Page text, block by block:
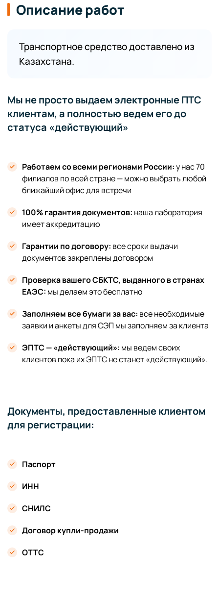
Описание работ
Транспортное средство доставлено из
Казахстана.
Мы не просто выдаем электронные ПТС
клиентам, а полностью ведем его до
статуса «действующий»
Работаем со всеми регионами России:у нас 70
филиалов по всей стране — можно выбрать любой
ближайший офис для встречи
100% гарантия документов: наша лаборатория
имеет аккредитацию
Гарантии по договору: все сроки выдачи
документов закреплены договором
Проверка вашего СБКТС, выданного в странах
ЕАЭС: мы делаем это бесплатно
Заполняем все бумаги за вас: все необходимые
заявки и анкеты для СЭП мы заполняем за клиента
ЭПТС — «действующий»: мы ведем своих
клиентов пока их ЭПТС не станет «действующий».
Документы, предоставленные клиентом
для регистрации:
Паспорт
ИНН
СНИЛС
Договор купли-продажи
ОТТС